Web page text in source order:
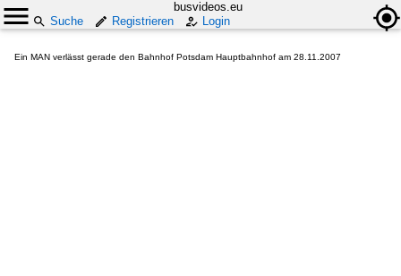
busvideos.eu
Suche
Registrieren Login
Ein MAN verlässt gerade den Bahnhof Potsdam Hauptbahnhof am 28.11.2007